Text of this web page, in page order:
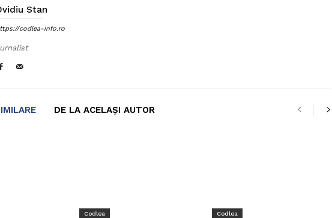
Stan
codlea-info.ro
DE LA ACELAȘI AUTOR
Codlea Codlea